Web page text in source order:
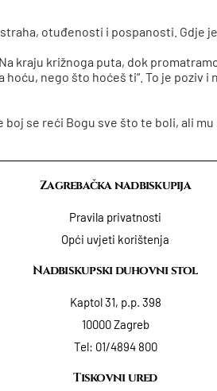
otuđenosti i pospanosti. Gdje
kraju križnoga puta, dok
nego što hoćeš ti“. To je poziv
se reći Bogu sve što te boli, ali
Zagrebačka nadbiskupija
Pravila privatnosti
Opći uvjeti korištenja
Nadbiskupski duhovni stol
Kaptol 31, p.p. 398
10000 Zagreb
Tel: 01/4894 800
Tiskovni ured